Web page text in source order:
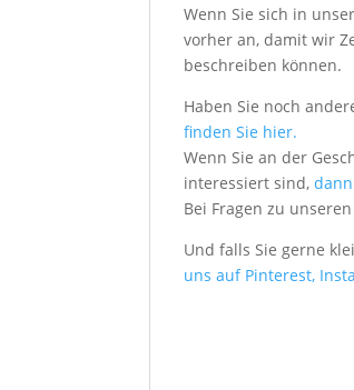
Wenn Sie sich in
vorher an, damit wir
beschreiben können.
Haben Sie noch
finden Sie hier.
Wenn Sie an der
interessiert sind,
Bei Fragen zu
Und falls Sie gerne
uns auf Pinterest,